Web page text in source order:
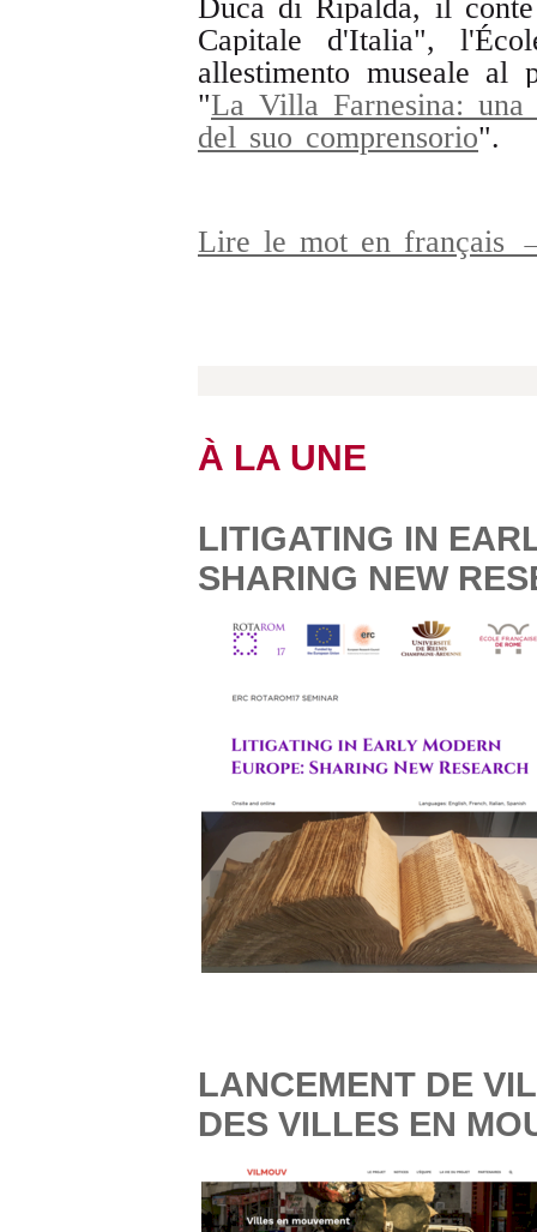
Duca di Ripalda, il
Capitale d'Italia",
allestimento museale
"La Villa Farnesina:
del suo comprensorio".
Lire le mot en français
À LA UNE
LITIGATING IN
SHARING NEW
LANCEMENT DE
DES VILLES EN